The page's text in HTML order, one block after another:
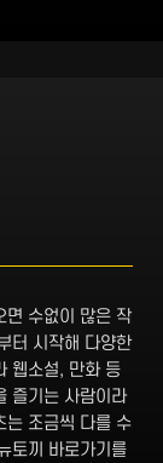
면 수없이 많은 작
터 시작해 다양한
웹소설, 만화 등
즐기는 사람이라
는 조금씩 다를 수
토끼 바로가기를